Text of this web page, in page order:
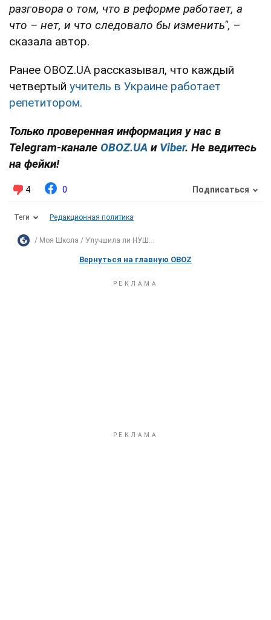
разговора о том, что в реформе работает, а
что – нет, и что следовало бы изменить", –
сказала автор.
Ранее OBOZ.UA рассказывал, что каждый
четвертый учитель в Украине работает
репетитором.
Только проверенная информация у нас в
Telegram-канале OBOZ.UA и Viber. Не ведитесь
на фейки!
4 0 Подписаться
Теги Редакционная политика
Моя Школа Улучшила ли НУШ...
Вернуться на главную OBOZ